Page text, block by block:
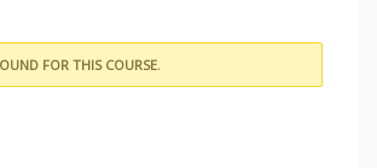
FOR THIS COURSE.